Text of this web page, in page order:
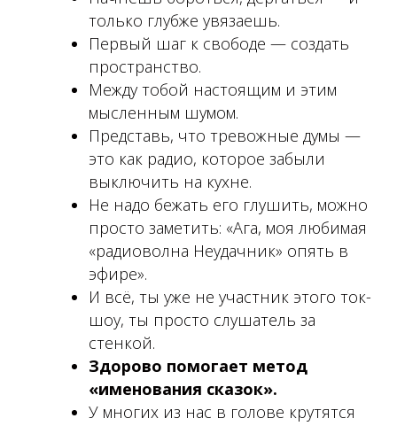
только глубже увязаешь.
Первый шаг к свободе — создать
пространство.
Между тобой настоящим и этим
мысленным шумом.
Представь, что тревожные думы —
это как радио, которое забыли
выключить на кухне.
Не надо бежать его глушить, можно
просто заметить: «Ага, моя любимая
«радиоволна Неудачник» опять в
эфире».
И всё, ты уже не участник этого ток-
шоу, ты просто слушатель за
стенкой.
Здорово помогает метод
«именования сказок».
У многих из нас в голове крутятся